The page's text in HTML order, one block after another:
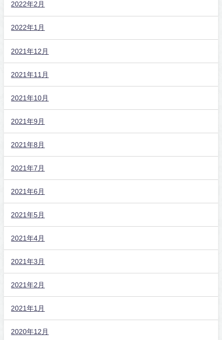
2022年2月
2022年1月
2021年12月
2021年11月
2021年10月
2021年9月
2021年8月
2021年7月
2021年6月
2021年5月
2021年4月
2021年3月
2021年2月
2021年1月
2020年12月